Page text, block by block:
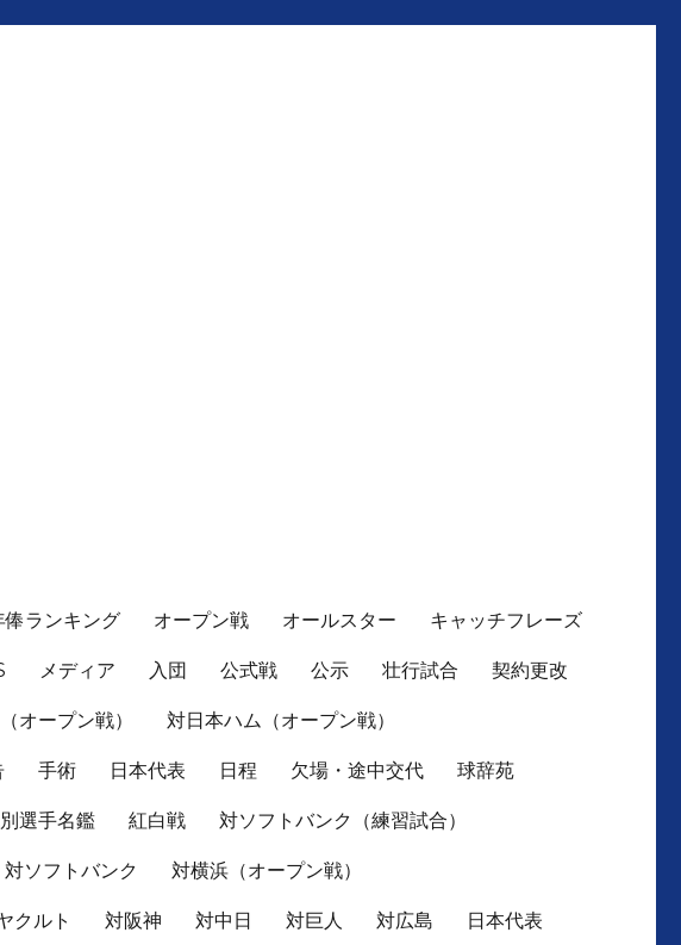
俸ランキング オープン戦 オールスター キャッチフレーズ
メディア 入団 公式戦 公示 壮行試合 契約更改
オープン戦） 対日本ハム（オープン戦）
手術 日本代表 日程 欠場・途中交代 球辞苑
選手名鑑 紅白戦 対ソフトバンク（練習試合）
対ソフトバンク 対横浜（オープン戦）
クルト 対阪神 対中日 対巨人 対広島 日本代表